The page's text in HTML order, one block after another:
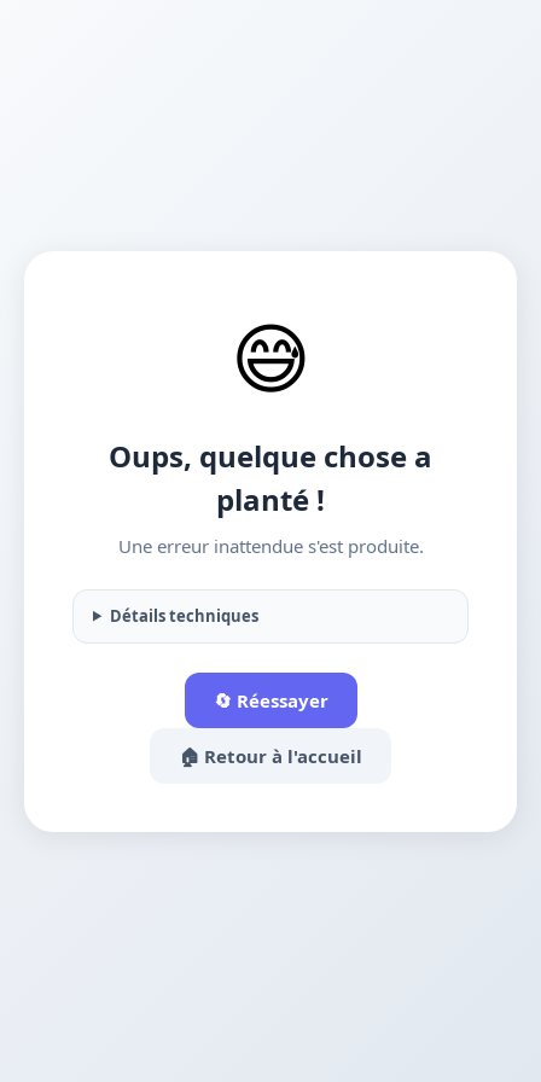
😅
Oups, quelque chose a
planté !
Une erreur inattendue s'est produite.
Détails techniques
🔄 Réessayer
🏠 Retour à l'accueil